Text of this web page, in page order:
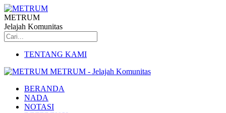
METRUM
Jelajah Komunitas
TENTANG KAMI
METRUM - Jelajah Komunitas
BERANDA
NADA
NOTASI